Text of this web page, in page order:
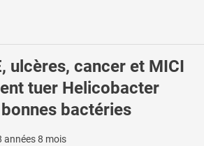
ulcères, cancer et MICI
tuer Helicobacter
bactéries
années 8 mois